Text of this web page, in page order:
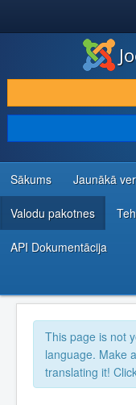
LEJUPIELĀDĒT UN
ATKLĀJ UN IEMĀCIES
KOPIENA UN ATBALSTS
IZSTRĀDĀTĀJU RESURSI
Sākums Jaunākā
Valodu pakotnes
API Dokumentācija
This page is not
language. Make
translating it!